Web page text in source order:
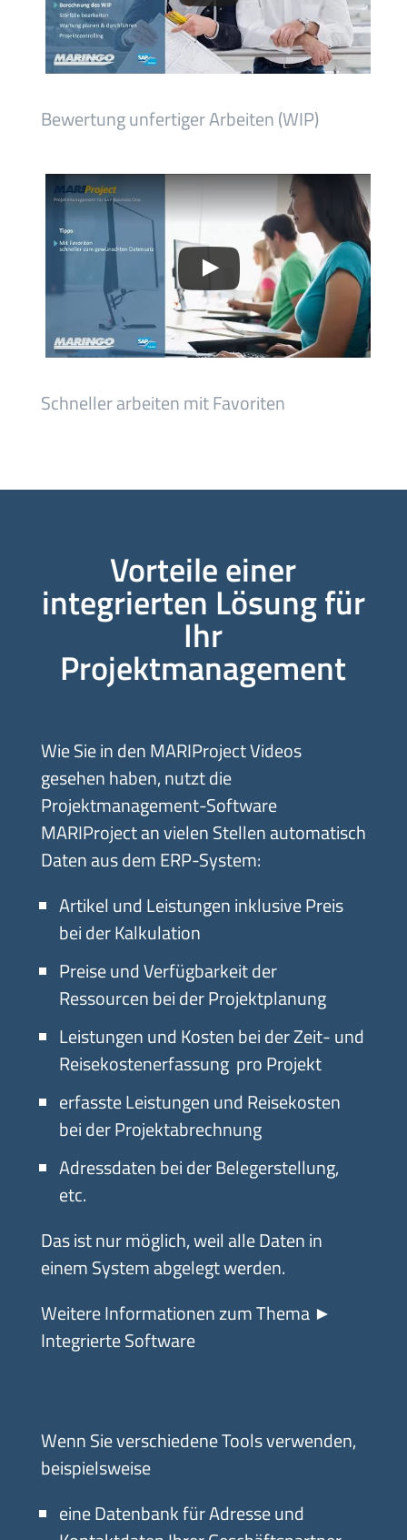
Bewertung unfertiger Arbeiten (WIP)
Schneller arbeiten mit Favoriten
Vorteile einer
integrierten Lösung für
Ihr
Projektmanagement
Wie Sie in den MARIProject Videos
gesehen haben, nutzt die
Projektmanagement-Software
MARIProject an vielen Stellen automatisch
Daten aus dem ERP-System:
Artikel und Leistungeninklusive Preis
bei der Kalkulation
Preise und Verfügbarkeit der
Ressourcen bei der Projektplanung
Leistungen und Kosten bei der Zeit- und
Reisekostenerfassung pro Projekt
erfasste Leistungen und Reisekosten
bei der Projektabrechnung
Adressdaten bei der Belegerstellung,
etc.
Das ist nur möglich, weil alle Daten in
einem System abgelegt werden.
Weitere Informationen zum Thema ►
Integrierte Software
Wenn Sie verschiedene Tools verwenden,
beispielsweise
eine Datenbank für Adresse und